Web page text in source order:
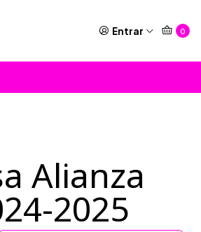
Entrar 0
Alianza
2025